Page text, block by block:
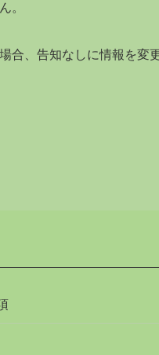
。
合、告知なしに情報を変